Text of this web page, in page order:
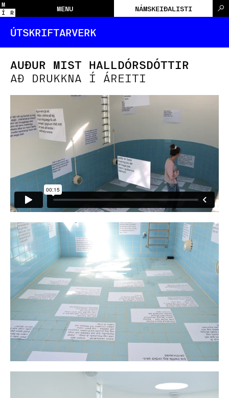
M
Í
R MENU NÁMSKEIÐALISTI
ÚTSKRIFTARVERK
AUÐUR MIST HALLDÓRSDÓTTIR
AÐ DRUKKNA Í ÁREITI